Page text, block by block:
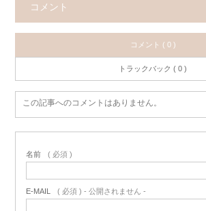
コメント
コメント ( 0 )
トラックバック ( 0 )
この記事へのコメントはありません。
名前 ( 必須 )
E-MAIL ( 必須 ) - 公開されません -